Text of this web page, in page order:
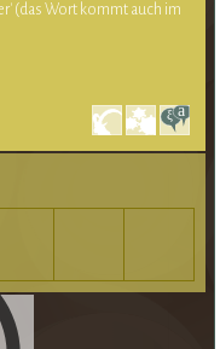
(das Wort kommt auch im